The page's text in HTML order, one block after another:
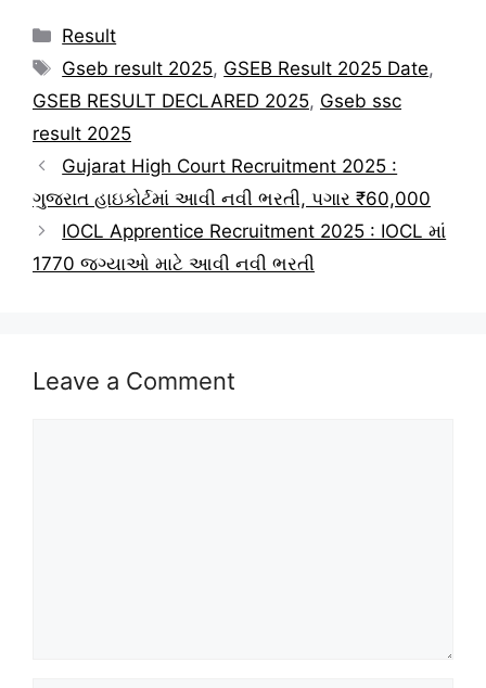
Categories
Result
Tags
Gseb result 2025, GSEB Result 2025 Date,
GSEB RESULT DECLARED 2025, Gseb ssc
result 2025
Gujarat High Court Recruitment 2025 :
ગુજરાત હાઇકોર્ટમાં આવી નવી ભરતી, પગાર ₹60,000
IOCL Apprentice Recruitment 2025 : IOCL માં
1770 જગ્યાઓ માટે આવી નવી ભરતી
Leave a Comment